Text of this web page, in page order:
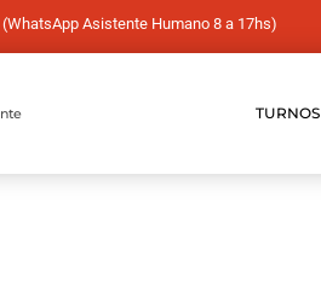
Asistente Humano 8 a 17hs)
TURNOS